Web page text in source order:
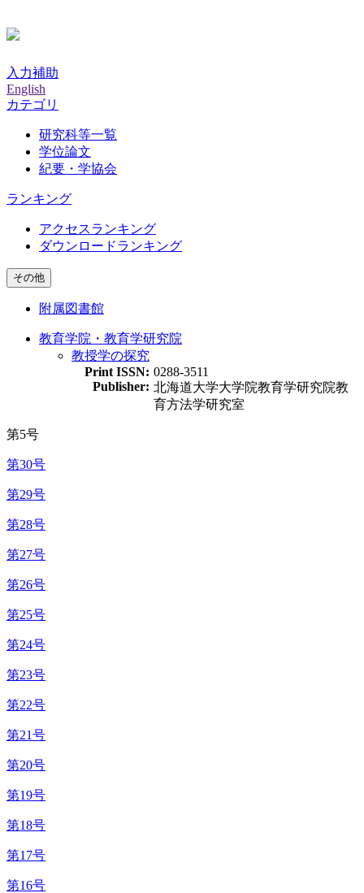
入力補助
English
カテゴリ
研究科等一覧
学位論文
紀要・学協会
ランキング
アクセスランキング
ダウンロードランキング
その他
附属図書館
教育学院・教育学研究院
教授学の探究
Print ISSN: 0288-3511
Publisher: 北海道大学大学院教育学研究院教
育方法学研究室
第5号
第30号
第29号
第28号
第27号
第26号
第25号
第24号
第23号
第22号
第21号
第20号
第19号
第18号
第17号
第16号